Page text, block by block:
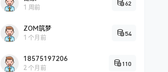
1 周前
62
ZOM筑梦
1 个月前
54
18575197206
2 个月前
110